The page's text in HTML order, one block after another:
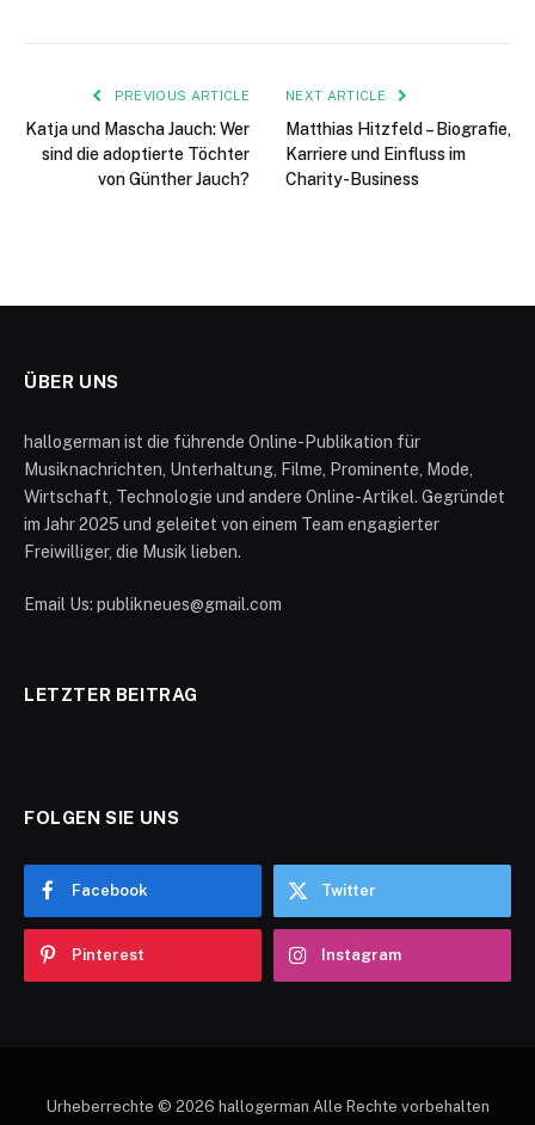
PREVIOUS ARTICLE
Katja und Mascha Jauch: Wer
sind die adoptierte Töchter
von Günther Jauch?
NEXT ARTICLE
Matthias Hitzfeld – Biografie,
Karriere und Einfluss im
Charity-Business
ÜBER UNS
hallogerman ist die führende Online-Publikation für
Musiknachrichten, Unterhaltung, Filme, Prominente, Mode,
Wirtschaft, Technologie und andere Online-Artikel. Gegründet
im Jahr 2025 und geleitet von einem Team engagierter
Freiwilliger, die Musik lieben.
Email Us: publikneues@gmail.com
LETZTER BEITRAG
FOLGEN SIE UNS
Facebook Twitter
Pinterest Instagram
Urheberrechte © 2026 hallogerman Alle Rechte vorbehalten